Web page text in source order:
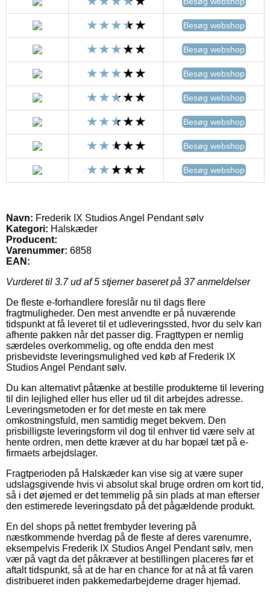
Besøg webshop
Besøg webshop
Besøg webshop
Besøg webshop
Besøg webshop
Besøg webshop
Besøg webshop
Navn: Frederik IX Studios Angel Pendant sølv
Kategori: Halskæder
Producent:
Varenummer: 6858
EAN:
Vurderet til 3.7ud af 5 stjerner baseret på 37anmeldelser
De fleste e-forhandlere foreslår nu til dags flere
fragtmuligheder. Den mest anvendte er på nuværende
tidspunkt at få leveret til et udleveringssted, hvor du selv kan
afhente pakken når det passer dig. Fragttypen er nemlig
særdeles overkommelig, og ofte endda den mest
prisbevidste leveringsmulighed ved køb af Frederik IX
Studios Angel Pendant sølv.
Du kan alternativt påtænke at bestille produkterne til levering
til din lejlighed eller hus eller ud til dit arbejdes adresse.
Leveringsmetoden er for det meste en tak mere
omkostningsfuld, men samtidig meget bekvem. Den
prisbilligste leveringsform vil dog til enhver tid være selv at
hente ordren, men dette kræver at du har bopæl tæt på e-
firmaets arbejdslager.
Fragtperioden på Halskæder kan vise sig at være super
udslagsgivende hvis vi absolut skal bruge ordren om kort tid,
så i det øjemed er det temmelig på sin plads at man efterser
den estimerede leveringsdato på det pågældende produkt.
En del shops på nettet frembyder levering på
næstkommende hverdag på de fleste af deres varenumre,
eksempelvis Frederik IX Studios Angel Pendant sølv, men
vær på vagt da det påkræver at bestillingen placeres før et
aftalt tidspunkt, så at de har en chance for at nå at få varen
distribueret inden pakkemedarbejderne drager hjemad.